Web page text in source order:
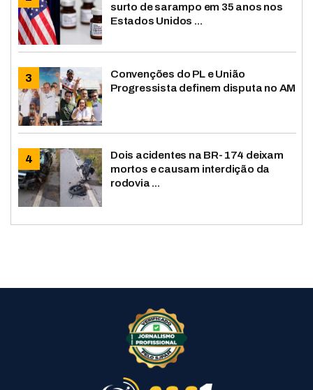
surto de sarampo em 35 anos nos
Estados Unidos ...
Convenções do PL e União
Progressista definem disputa no AM
Dois acidentes na BR-174 deixam
mortos e causam interdição da
rodovia ...